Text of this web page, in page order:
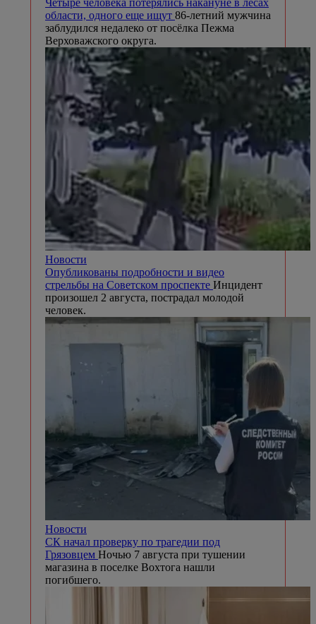
области, одного еще ищут 86-летний мужчина
заблудился недалеко от посёлка Пежма
Верховажского округа.
Новости
Опубликованы подробности и видео
стрельбы на Советском проспекте Инцидент
произошел 2 августа, пострадал молодой
человек.
Новости
СК начал проверку по трагедии под
Грязовцем Ночью 7 августа при тушении
магазина в поселке Вохтога нашли
погибшего.